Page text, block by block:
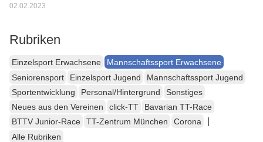
02.02.2023
Rubriken
Einzelsport Erwachsene
Mannschaftssport Erwachsene
Seniorensport
Einzelsport Jugend
Mannschaftssport Jugend
Sportentwicklung
Personal/Hintergrund
Sonstiges
Neues aus den Vereinen
click-TT
Bavarian TT-Race
BTTV Junior-Race
TT-Zentrum München Corona
Alle Rubriken